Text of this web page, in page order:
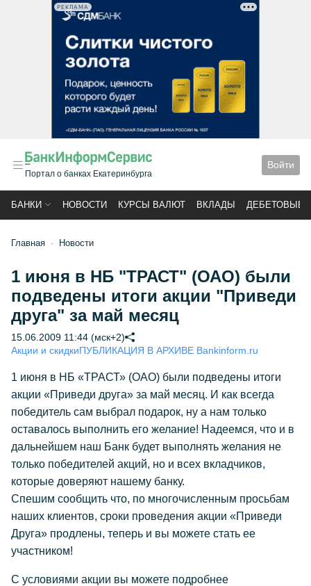
РЕКЛАМА
Портал о банках Екатеринбурга
Войти
БАНКИ НОВОСТИ КУРСЫ ВАЛЮТ ВКЛАДЫ ДЕБЕТОВЫЕ
Главная Новости
1 июня в НБ "ТРАСТ" (ОАО) были
подведены итоги акции "Приведи
друга" за май месяц
15.06.2009 11:44 (мск+2)
Акции и скидкиПУБЛИКАЦИЯ В АРХИВЕ Bankinform.ru
1 июня в НБ «ТРАСТ» (ОАО) были подведены итоги
акции «Приведи друга» за май месяц. И как всегда
победитель сам выбрал подарок, ну а нам только
оставалось выполнить его желание! Надеемся, что и в
дальнейшем наш Банк будет выполнять желания не
только победителей акций, но и всех вкладчиков,
которые доверяют нашему банку.
Спешим сообщить что, по многочисленным просьбам
наших клиентов, сроки проведения акции «Приведи
Друга» продлены, теперь и вы можете стать ее
участником!
С условиями акции вы можете подробнее